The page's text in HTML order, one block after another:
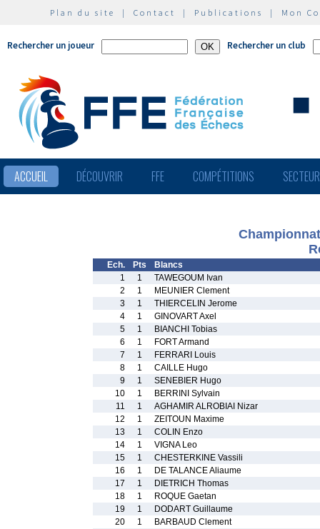
Plan du site | Contact | Publications | Mon
Rechercher un joueur Rechercher un club
ACCUEIL DÉCOUVRIR FFE COMPÉTITIONS
Ech. Pts
Blancs
1
1
TAWEGOUM Ivan
2
1
MEUNIER Clement
3
1
THIERCELIN Jerome
4
1
GINOVART Axel
5
1
BIANCHI Tobias
6
1
FORT Armand
7
1
FERRARI Louis
8
1
CAILLE Hugo
9
1
SENEBIER Hugo
10
1
BERRINI Sylvain
11
1
AGHAMIR ALROBIAI Nizar
12
1
ZEITOUN Maxime
13
1
COLIN Enzo
14
1
VIGNA Leo
15
1
CHESTERKINE Vassili
16
1
DE TALANCE Aliaume
17
1
DIETRICH Thomas
18
1
ROQUE Gaetan
19
1
DODART Guillaume
20
1
BARBAUD Clement